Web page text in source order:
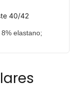
40/42
elastano;